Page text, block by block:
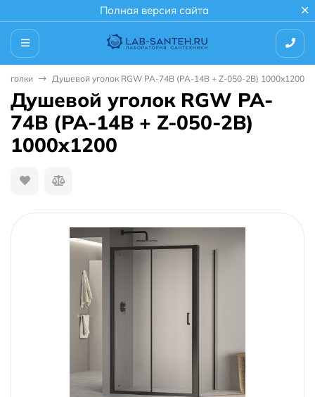
Полная версия сайта
уголки Душевой уголок RGW PA-74B (PA-14B + Z-050-2B) 1000x1200
Душевой уголок RGW PA-
74B (PA-14B + Z-050-2B)
1000x1200